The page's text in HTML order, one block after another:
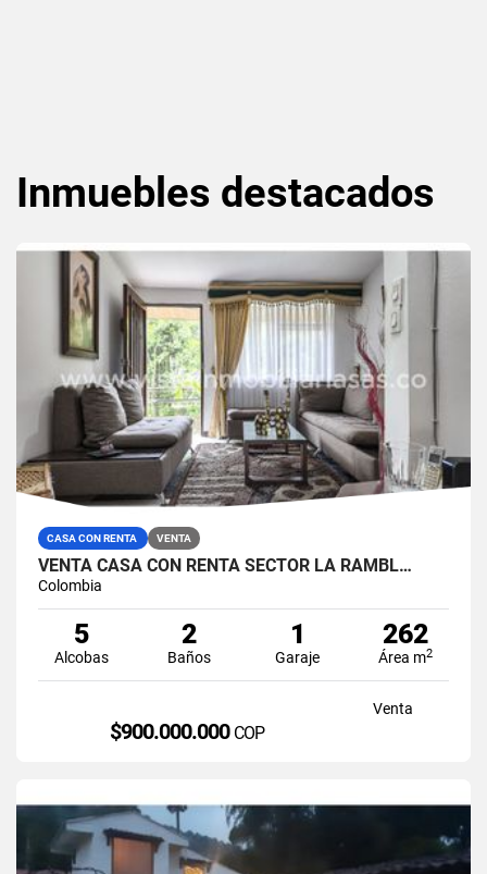
Inmuebles destacados
CASA CON RENTA VENTA
VENTA CASA CON RENTA SECTOR LA RAMBL…
Colombia
5
Alcobas
2
Baños
1
Garaje
262
Área m2
Venta
$900.000.000 COP